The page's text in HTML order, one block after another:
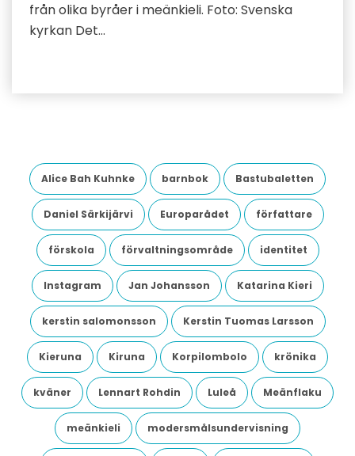
från olika byråer i meänkieli. Foto: Svenska
kyrkan Det…
Alice Bah Kuhnke barnbok Bastubaletten
Daniel Särkijärvi Europarådet författare
förskola förvaltningsområde identitet
Instagram Jan Johansson Katarina Kieri
kerstin salomonsson Kerstin Tuomas Larsson
Kieruna Kiruna Korpilombolo krönika
kväner Lennart Rohdin Luleå Meänflaku
meänkieli modersmålsundervisning